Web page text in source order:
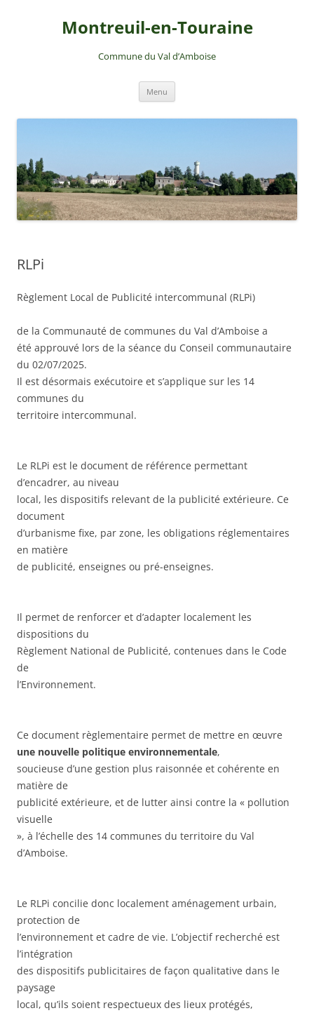
Montreuil-en-Touraine
Commune du Val d’Amboise
Menu
RLPi
Règlement Local de Publicité intercommunal (RLPi)
de la Communauté de communes du Val d’Amboise a
été approuvé lors de la séance du Conseil communautaire
du 02/07/2025.
Il est désormais exécutoire et s’applique sur les 14
communes du
territoire intercommunal.
Le RLPi est le document de référence permettant
d’encadrer, au niveau
local, les dispositifs relevant de la publicité extérieure. Ce
document
d’urbanisme fixe, par zone, les obligations réglementaires
en matière
de publicité, enseignes ou pré-enseignes.
Il permet de renforcer et d’adapter localement les
dispositions du
Règlement National de Publicité, contenues dans le Code
de
l’Environnement.
Ce document règlementaire permet de mettre en œuvre
une nouvelle politique environnementale,
soucieuse d’une gestion plus raisonnée et cohérente en
matière de
publicité extérieure, et de lutter ainsi contre la « pollution
visuelle
», à l’échelle des 14 communes du territoire du Val
d’Amboise.
Le RLPi concilie donc localement aménagement urbain,
protection de
l’environnement et cadre de vie. L’objectif recherché est
l’intégration
des dispositifs publicitaires de façon qualitative dans le
paysage
local, qu’ils soient respectueux des lieux protégés,